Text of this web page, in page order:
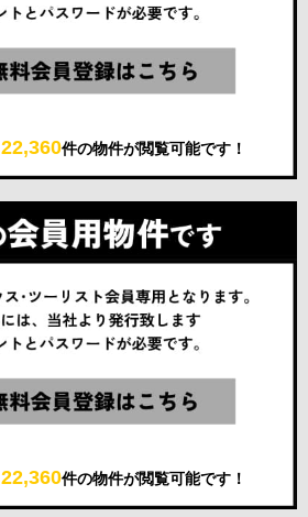
22,360件の物件が閲覧可能です！
22,360件の物件が閲覧可能です！